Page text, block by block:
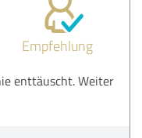
Empfehlung
enttäuscht. Weiter